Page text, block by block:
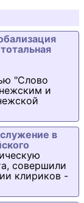
"Слово
и
в
совершили
клириков -